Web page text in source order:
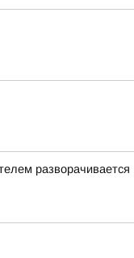
разворачивается